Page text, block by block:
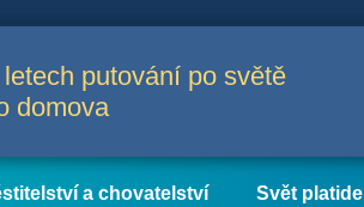
putování po světě
domova
a chovatelství Svět platidel